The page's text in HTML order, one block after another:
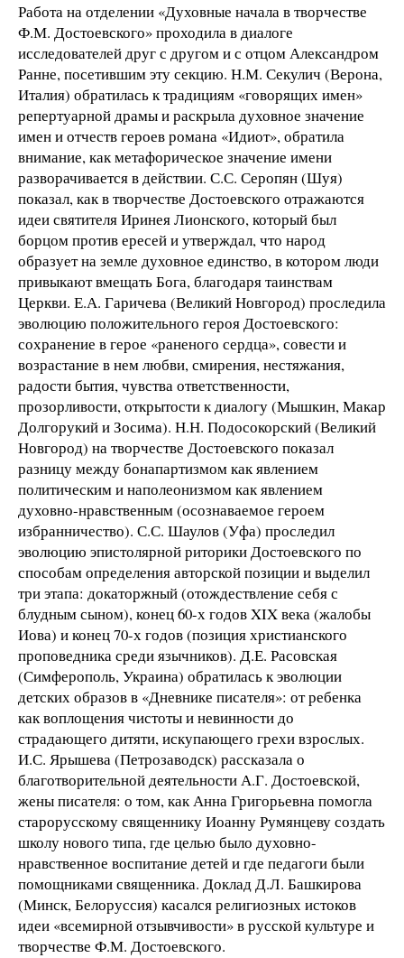
Работа на отделении «Духовные начала в творчестве
Ф.М. Достоевского» проходила в диалоге
исследователей друг с другом и с отцом Александром
Ранне, посетившим эту секцию. Н.М. Секулич (Верона,
Италия) обратилась к традициям «говорящих имен»
репертуарной драмы и раскрыла духовное значение
имен и отчеств героев романа «Идиот», обратила
внимание, как метафорическое значение имени
разворачивается в действии. С.С. Серопян (Шуя)
показал, как в творчестве Достоевского отражаются
идеи святителя Иринея Лионского, который был
борцом против ересей и утверждал, что народ
образует на земле духовное единство, в котором люди
привыкают вмещать Бога, благодаря таинствам
Церкви. Е.А. Гаричева (Великий Новгород) проследила
эволюцию положительного героя Достоевского:
сохранение в герое «раненого сердца», совести и
возрастание в нем любви, смирения, нестяжания,
радости бытия, чувства ответственности,
прозорливости, открытости к диалогу (Мышкин, Макар
Долгорукий и Зосима). Н.Н. Подосокорский (Великий
Новгород) на творчестве Достоевского показал
разницу между бонапартизмом как явлением
политическим и наполеонизмом как явлением
духовно-нравственным (осознаваемое героем
избранничество). С.С. Шаулов (Уфа) проследил
эволюцию эпистолярной риторики Достоевского по
способам определения авторской позиции и выделил
три этапа: докаторжный (отождествление себя с
блудным сыном), конец 60-х годов XIX века (жалобы
Иова) и конец 70-х годов (позиция христианского
проповедника среди язычников). Д.Е. Расовская
(Симферополь, Украина) обратилась к эволюции
детских образов в «Дневнике писателя»: от ребенка
как воплощения чистоты и невинности до
страдающего дитяти, искупающего грехи взрослых.
И.С. Ярышева (Петрозаводск) рассказала о
благотворительной деятельности А.Г. Достоевской,
жены писателя: о том, как Анна Григорьевна помогла
старорусскому священнику Иоанну Румянцеву создать
школу нового типа, где целью было духовно-
нравственное воспитание детей и где педагоги были
помощниками священника. Доклад Д.Л. Башкирова
(Минск, Белоруссия) касался религиозных истоков
идеи «всемирной отзывчивости» в русской культуре и
творчестве Ф.М. Достоевского.